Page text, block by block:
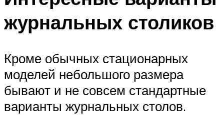
журнальных столиков
Кроме обычных стационарных
моделей небольшого размера
бывают и не совсем стандартные
варианты журнальных столов.